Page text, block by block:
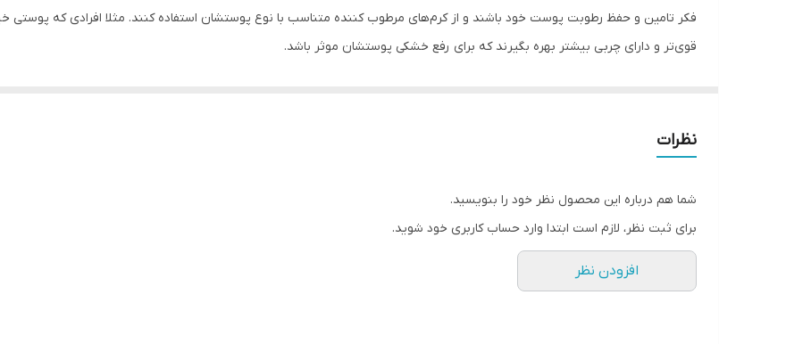
فکر تامین و حفظ رطوبت پوست خود باشند و از کرم‌های مرطوب کننده متناسب با نوع پوستشان استفاده کنند. مثلا افرادی که پوستی
قوی‌تر و دارای چربی بیشتر بهره بگیرند که برای رفع خشکی پوستشان موثر باشد.
نظرات
شما هم درباره این محصول نظر خود را بنویسید.
برای ثبت نظر، لازم است ابتدا وارد حساب کاربری خود شوید.
افزودن نظر